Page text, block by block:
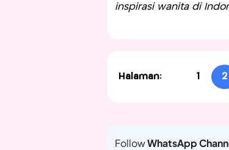
inspirasi wanita di
Halaman: 1 2
FollowWhatsApp